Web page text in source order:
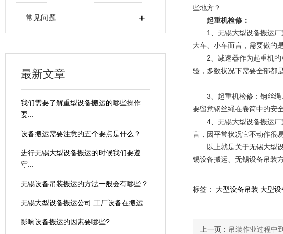
常见问题 +
最新文章
我们需要了解重型设备搬运的哪些操作
要...
设备搬运需要注意的五个要点是什么？
进行无锡大型设备搬运的时候我们要遵
守...
无锡设备吊装搬运的方法一般会有哪些？
无锡大型设备搬运公司:工厂设备在搬运...
影响设备搬运的因素要哪些?
些地方？
起重机检修：
1、无锡大型设备搬运
大车、小车而言，需要做的
2、减速器作为起重机
验，多数状况下需要全部都
3、起重机检修：钢丝
要留意钢丝绳在卷筒中的安
4、无锡大型设备搬运
言，因平常状况它不动作很
以上就是关于无锡大型
锡设备搬运、无锡设备吊装
标签： 大型设备吊装 大型
上一页： 吊装作业过程中